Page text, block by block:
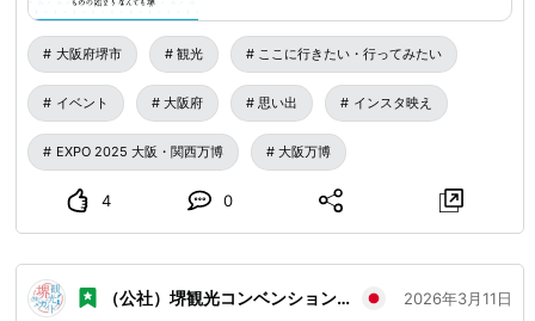
2026」で検索！ 🔗www.sakai-tcb.or.jp...
大阪府堺市 観光 ここに行きたい・行ってみたい
イベント 大阪府 思い出 インスタ映え
EXPO 2025 大阪・関西万博 大阪万博
4 0
（公社）堺観光コンベンション協会 2026年3月11日